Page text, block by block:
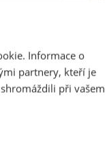
Informace o
partnery, kteří je
při vašem